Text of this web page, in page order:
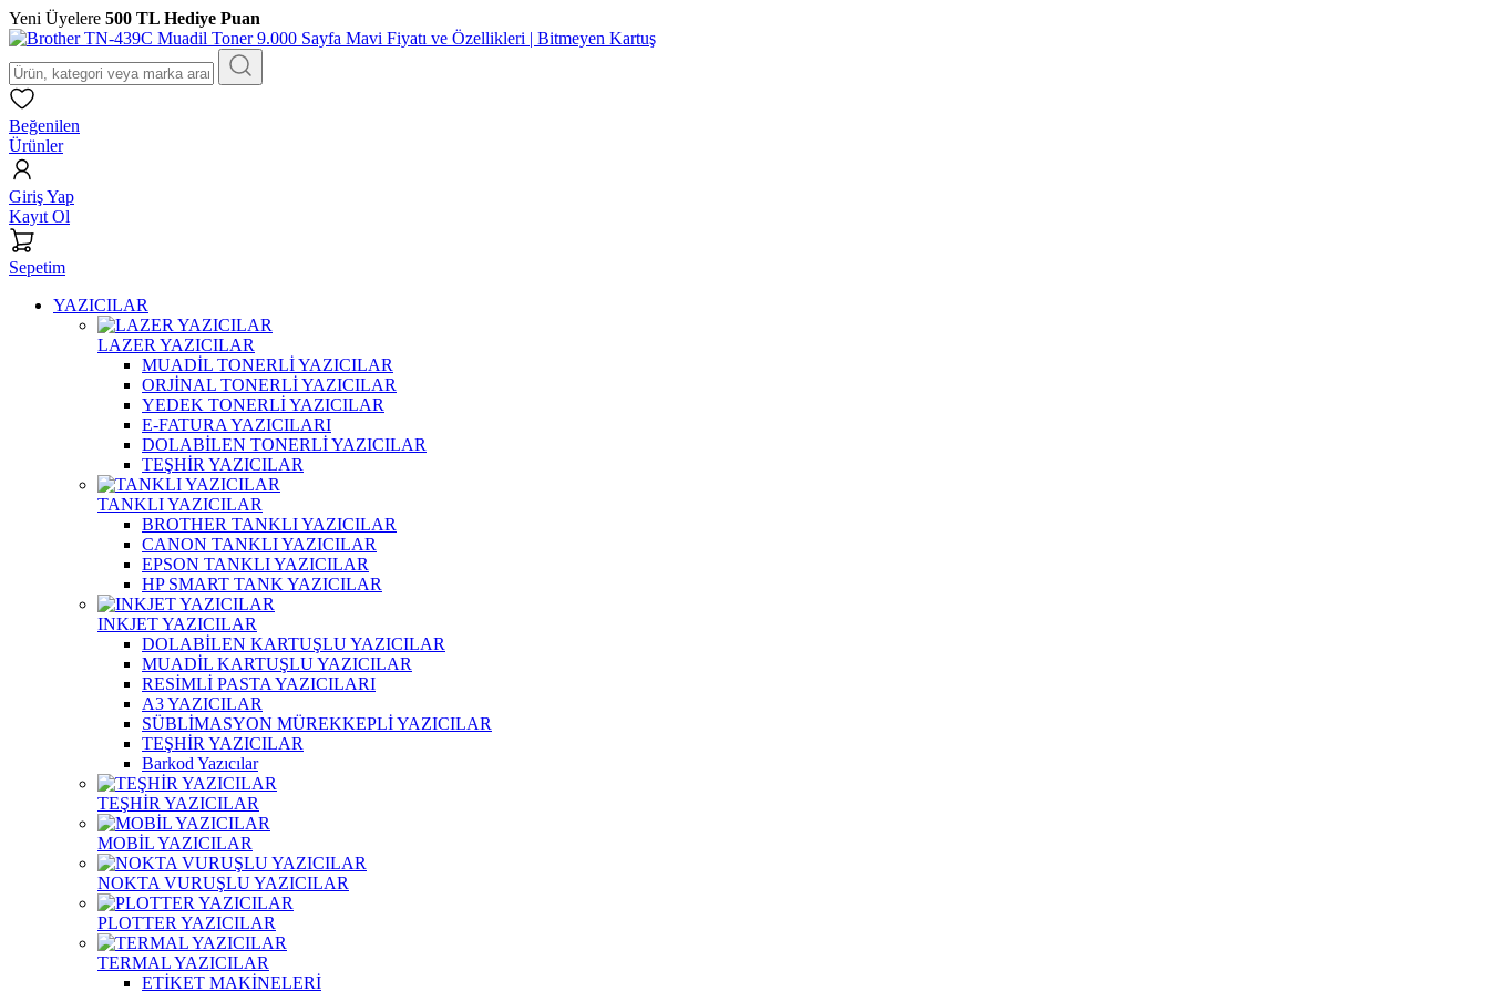
Yeni Üyelere 500 TL Hediye Puan
Beğenilen
Ürünler
Giriş Yap
Kayıt Ol
Sepetim
YAZICILAR
LAZER YAZICILAR
MUADİL TONERLİ YAZICILAR
ORJİNAL TONERLİ YAZICILAR
YEDEK TONERLİ YAZICILAR
E-FATURA YAZICILARI
DOLABİLEN TONERLİ YAZICILAR
TEŞHİR YAZICILAR
TANKLI YAZICILAR
BROTHER TANKLI YAZICILAR
CANON TANKLI YAZICILAR
EPSON TANKLI YAZICILAR
HP SMART TANK YAZICILAR
INKJET YAZICILAR
DOLABİLEN KARTUŞLU YAZICILAR
MUADİL KARTUŞLU YAZICILAR
RESİMLİ PASTA YAZICILARI
A3 YAZICILAR
SÜBLİMASYON MÜREKKEPLİ YAZICILAR
TEŞHİR YAZICILAR
Barkod Yazıcılar
TEŞHİR YAZICILAR
MOBİL YAZICILAR
NOKTA VURUŞLU YAZICILAR
PLOTTER YAZICILAR
TERMAL YAZICILAR
ETİKET MAKİNELERİ